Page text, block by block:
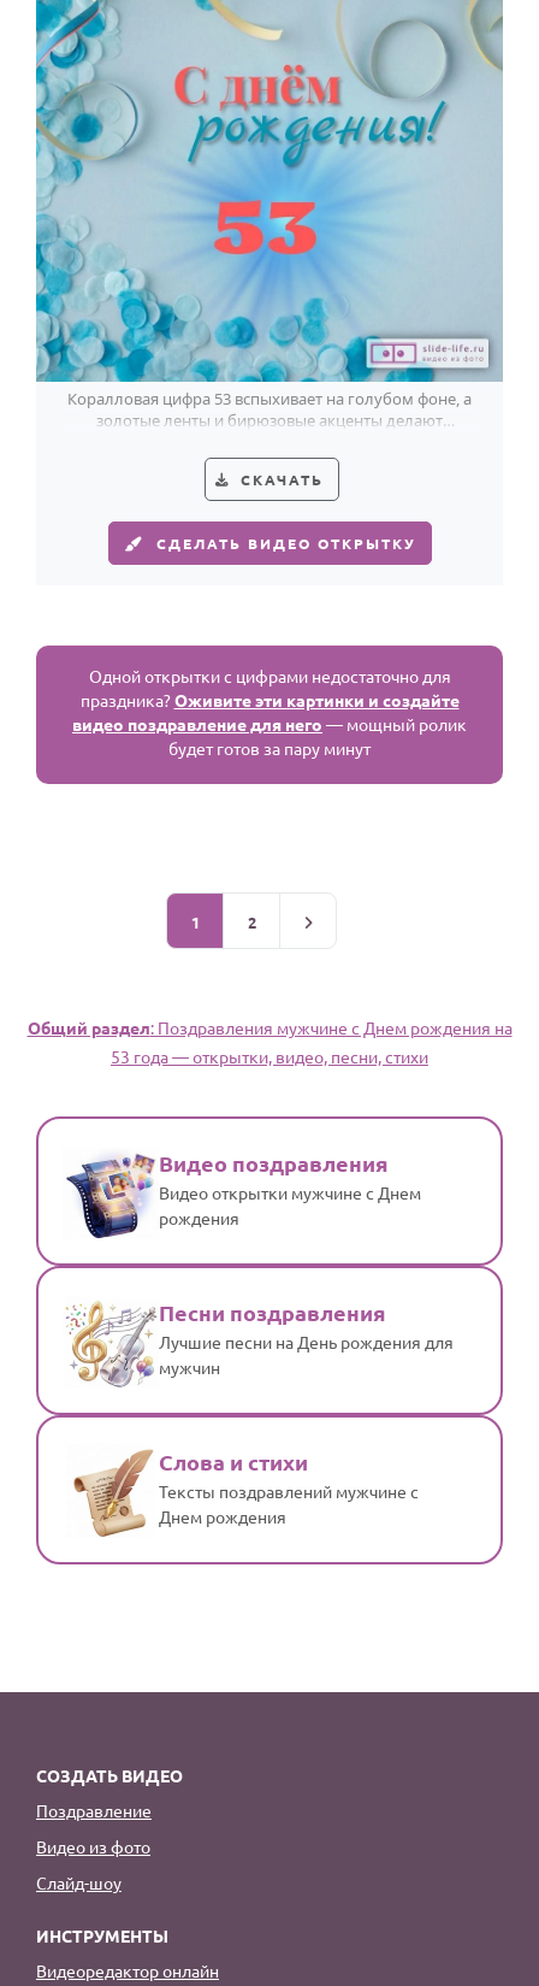
Коралловая цифра 53 вспыхивает на голубом фоне, а
золотые ленты и бирюзовые акценты делают
СКАЧАТЬ
СДЕЛАТЬ ВИДЕО ОТКРЫТКУ
Одной открытки с цифрами недостаточно для
праздника?Оживите эти картинки и создайте
видео поздравление для него — мощный ролик
будет готов за пару минут
1 2
Общий раздел: Поздравления мужчине c Днем рождения на
53 года — открытки, видео, песни, стихи
Видео поздравления
Видео открытки мужчине с Днем
рождения
Песни поздравления
Лучшие песни на День рождения для
мужчин
Слова и стихи
Тексты поздравлений мужчине с
Днем рождения
СОЗДАТЬ ВИДЕО
Поздравление
Видео из фото
Слайд-шоу
ИНСТРУМЕНТЫ
Видеоредактор онлайн